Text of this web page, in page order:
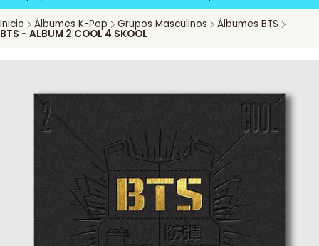
Inicio Álbumes K-Pop Grupos Masculinos Álbumes BTS
BTS - ALBUM 2 COOL 4 SKOOL